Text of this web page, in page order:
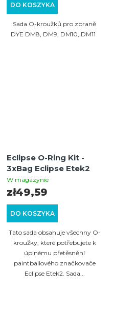
DO KOSZYKA
Sada O-kroužků pro zbraně
DYE DM8, DM9, DM10, DM11
Eclipse O-Ring Kit -
3xBag Eclipse Etek2
W magazynie
DO KOSZYKA
zł49,59
Tato sada obsahuje všechny O-
kroužky, které potřebujete k
úplnému přetěsnění
paintballového značkovače
Eclipse Etek2. Sada...